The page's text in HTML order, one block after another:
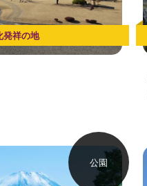
発祥の地
公園